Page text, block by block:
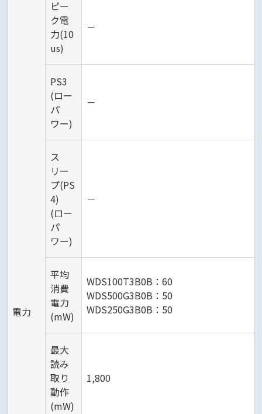
電力
ピー
ク電
力(10
us)
－
PS3
(ロー
パ
ワー)
－
ス
リー
プ(PS
4)
(ロー
パ
ワー)
－
平均
消費
電力
(mW)
WDS100T3B0B：60
WDS500G3B0B：50
WDS250G3B0B：50
最大
読み
取り
動作
(mW)
1,800